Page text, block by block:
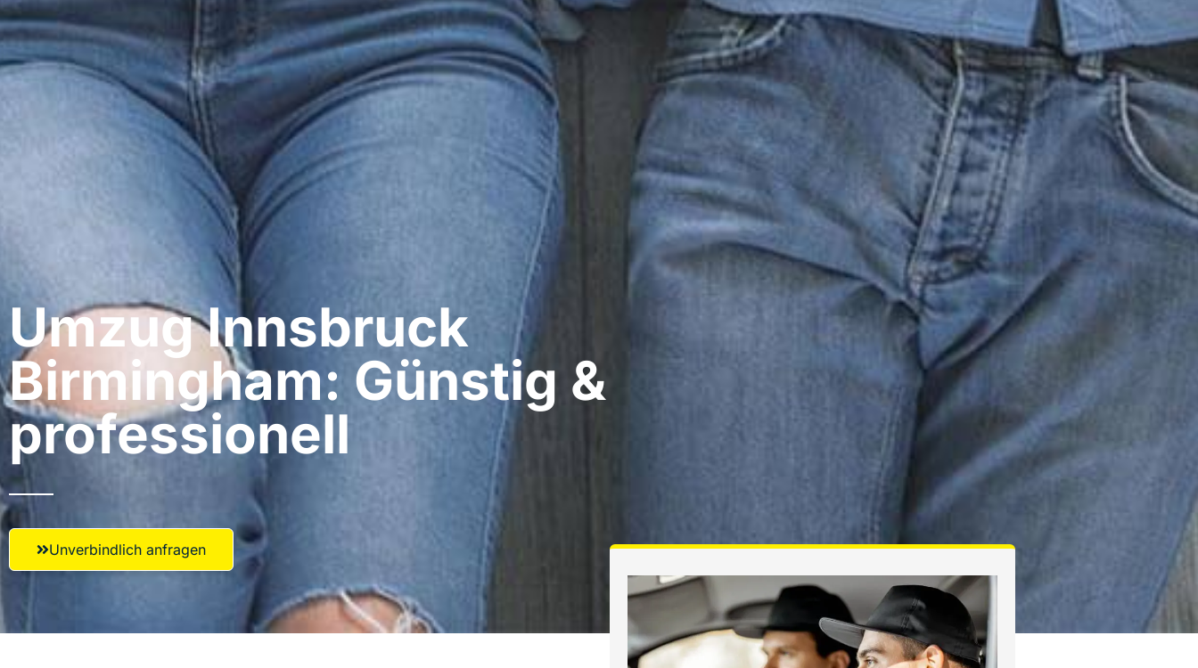
Umzug Innsbruck​
Birmingham: Günstig &
professionell​
Unverbindlich anfragen